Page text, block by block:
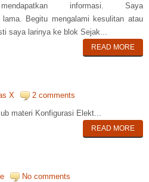
mendapatkan informasi. Saya
Begitu mengalami kesulitan atau
saya larinya ke blok Sejak...
READ MORE
X
2 comments
materi Konfigurasi Elekt...
READ MORE
No comments